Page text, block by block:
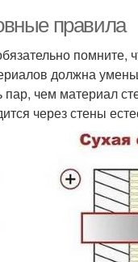
правила
помните,
должна
чем материал
через стены